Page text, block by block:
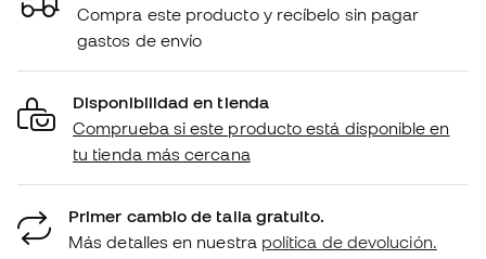
Compra este producto y recíbelo sin pagar
gastos de envío
Disponibilidad en tienda
Comprueba si este producto está disponible en
tu tienda más cercana
Primer cambio de talla gratuito.
Más detalles en nuestra política de devolución.